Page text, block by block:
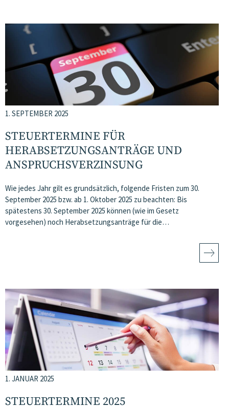
1. SEPTEMBER 2025
STEUERTERMINE FÜR
HERABSETZUNGSANTRÄGE UND
ANSPRUCHSVERZINSUNG
Wie jedes Jahr gilt es grundsätzlich, folgende Fristen zum 30.
September 2025 bzw. ab 1. Oktober 2025 zu beachten: Bis
spätestens 30. September 2025 können (wie im Gesetz
vorgesehen) noch Herabsetzungsanträge für die…
1. JANUAR 2025
STEUERTERMINE 2025